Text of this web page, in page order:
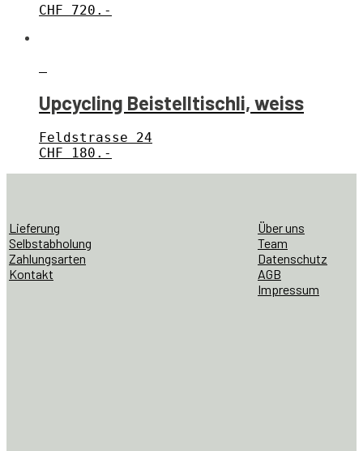
CHF 720.-
Upcycling Beistelltischli, weiss
Feldstrasse 24
CHF
180.-
Lieferung
Selbstabholung
Zahlungsarten
Kontakt
Über uns
Team
Datenschutz
AGB
Impressum